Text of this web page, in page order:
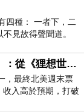
四種： 一者下，二
見故得聲聞道。
二刷《蜘蛛人：重生日》：從《狸想世界》到《怪奇物語》
，最終北美週末票
入高於預期，打破
，成為